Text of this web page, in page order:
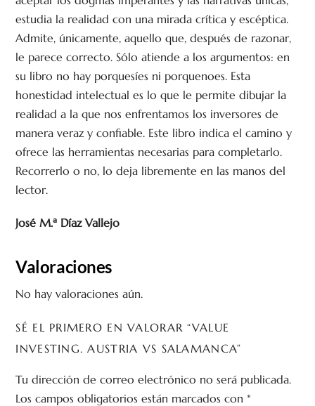
estudia la realidad con una mirada crítica y escéptica.
Admite, únicamente, aquello que, después de razonar,
le parece correcto. Sólo atiende a los argumentos: en
su libro no hay porquesíes ni porquenoes. Esta
honestidad intelectual es lo que le permite dibujar la
realidad a la que nos enfrentamos los inversores de
manera veraz y confiable. Este libro indica el camino y
ofrece las herramientas necesarias para completarlo.
Recorrerlo o no, lo deja libremente en las manos del
lector.
José M.ª Díaz Vallejo
Valoraciones
No hay valoraciones aún.
SÉ EL PRIMERO EN VALORAR “VALUE
INVESTING. AUSTRIA VS SALAMANCA”
Tu dirección de correo electrónico no será publicada.
Los campos obligatorios están marcados con*